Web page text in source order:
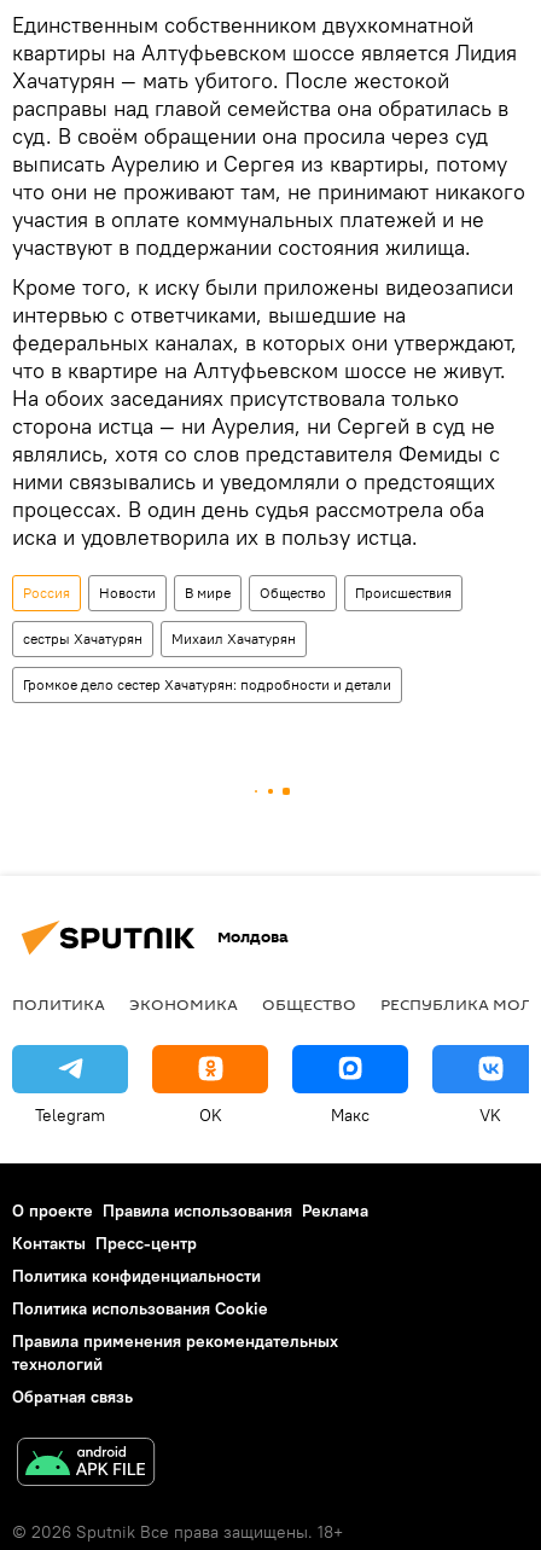
Единственным собственником двухкомнатной
квартиры на Алтуфьевском шоссе является Лидия
Хачатурян — мать убитого. После жестокой
расправы над главой семейства она обратилась в
суд. В своём обращении она просила через суд
выписать Аурелию и Сергея из квартиры, потому
что они не проживают там, не принимают никакого
участия в оплате коммунальных платежей и не
участвуют в поддержании состояния жилища.
Кроме того, к иску были приложены видеозаписи
интервью с ответчиками, вышедшие на
федеральных каналах, в которых они утверждают,
что в квартире на Алтуфьевском шоссе не живут.
На обоих заседаниях присутствовала только
сторона истца — ни Аурелия, ни Сергей в суд не
являлись, хотя со слов представителя Фемиды с
ними связывались и уведомляли о предстоящих
процессах. В один день судья рассмотрела оба
иска и удовлетворила их в пользу истца.
Россия Новости В мире Общество Происшествия
сестры Хачатурян Михаил Хачатурян
Громкое дело сестер Хачатурян: подробности и детали
Молдова
ПОЛИТИКА ЭКОНОМИКА ОБЩЕСТВО РЕСПУБЛИКА
Telegram OK Макс VK
О проекте Правила использования Реклама
Контакты Пресс-центр
Политика конфиденциальности
Политика использования Cookie
Правила применения рекомендательных
технологий
Обратная связь
© 2026 Sputnik Все права защищены. 18+